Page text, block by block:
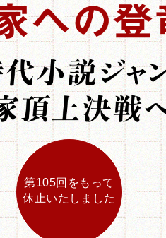
第105回をもって
休止いたしました